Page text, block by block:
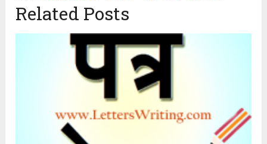
Related Posts